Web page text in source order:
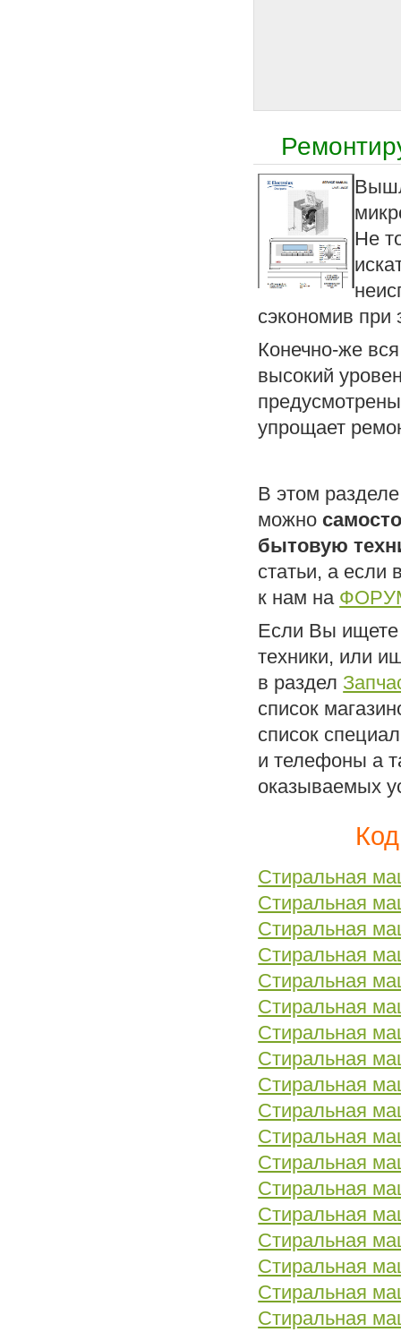
Не
сэкономив при
Конечно-же
высокий
упрощает
В этом
можно
бытовую
статьи, а если
к нам на
Если Вы ищете
техники, или
в раздел
список
список
и телефоны а
оказываемых
Стиральная
Стиральная
Стиральная
Стиральная
Стиральная
Стиральная
Стиральная
Стиральная
Стиральная
Стиральная
Стиральная
Стиральная
Стиральная
Стиральная
Стиральная
Стиральная
Стиральная
Стиральная